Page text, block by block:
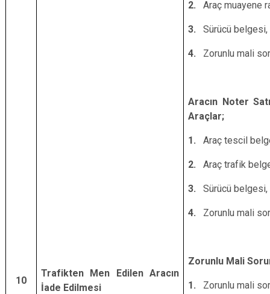
10
Trafikten Men Edilen Aracın
İade Edilmesi
2. Araç muayene
3. Sürücü belgesi,
4. Zorunlu mali
Aracın Noter
Araçlar;
1. Araç tescil
2. Araç trafik
3. Sürücü belgesi,
4. Zorunlu mali
Zorunlu Mali
1. Zorunlu mali